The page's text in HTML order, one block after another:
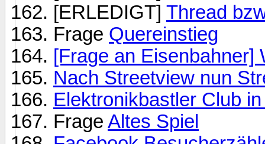
[ERLEDIGT] Thread
Frage Quereinstieg
[Frage an Eisenbahner]
Nach Streetview nun
Elektronikbastler Club
Frage Altes Spiel